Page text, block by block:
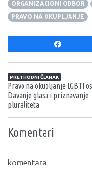
ORGANIZACIONI ODBOR
PRAVO NA OKUPLJANJE
Navigacija
PRETHODNI ČLANAK
Pravo na okupljanje LGBTI
Davanje glasa i priznavanje
pluraliteta
Komentari
komentara